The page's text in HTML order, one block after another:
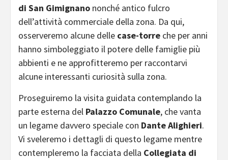
di San Gimignano nonché antico fulcro
dell’attività commerciale della zona. Da qui,
osserveremo alcune delle case-torre che per anni
hanno simboleggiato il potere delle famiglie più
abbienti e ne approfitteremo per raccontarvi
alcune interessanti curiosità sulla zona.
Proseguiremo la visita guidata contemplando la
parte esterna del Palazzo Comunale, che vanta
un legame davvero speciale con Dante Alighieri.
Vi sveleremo i dettagli di questo legame mentre
contempleremo la facciata della Collegiata di